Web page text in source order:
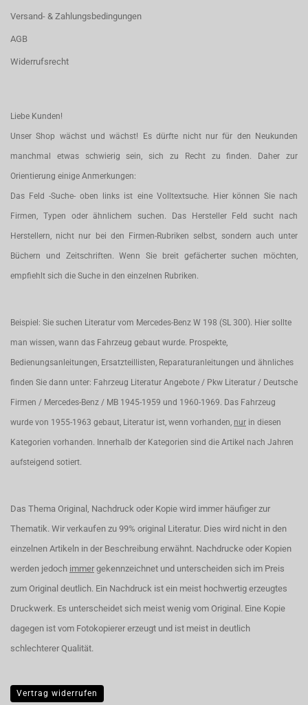
Versand- & Zahlungsbedingungen
AGB
Widerrufsrecht
Liebe Kunden!
Unser Shop wächst und wächst! Es dürfte nicht nur für den Neukunden
manchmal etwas schwierig sein, sich zu Recht zu finden. Daher zur
Orientierung einige Anmerkungen:
Das Feld -Suche- oben links ist eine Volltextsuche. Hier können Sie nach
Firmen, Typen oder ähnlichem suchen. Das Hersteller Feld sucht nach
Herstellern, nicht nur bei den Firmen-Rubriken selbst, sondern auch unter
Büchern und Zeitschriften. Wenn Sie breit gefächerter suchen möchten,
empfiehlt sich die Suche in den einzelnen Rubriken.
Beispiel: Sie suchen Literatur vom Mercedes-Benz W 198 (SL 300). Hier sollte
man wissen, wann das Fahrzeug gebaut wurde. Prospekte,
Bedienungsanleitungen, Ersatzteillisten, Reparaturanleitungen und ähnliches
finden Sie dann unter: Fahrzeug Literatur Angebote / Pkw Literatur / Deutsche
Firmen / Mercedes-Benz / MB 1945-1959 und 1960-1969. Das Fahrzeug
wurde von 1955-1963 gebaut, Literatur ist, wenn vorhanden, nur in diesen
Kategorien vorhanden. Innerhalb der Kategorien sind die Artikel nach Jahren
aufsteigend sotiert.
Das Thema Original, Nachdruck oder Kopie wird immer häufiger zur
Thematik. Wir verkaufen zu 99% original Literatur. Dies wird nicht in den
einzelnen Artikeln in der Beschreibung erwähnt. Nachdrucke oder Kopien
werden jedoch immer gekennzeichnet und unterscheiden sich im Preis
zum Original deutlich. Ein Nachdruck ist ein meist hochwertig erzeugtes
Druckwerk. Es unterscheidet sich meist wenig vom Original. Eine Kopie
dagegen ist vom Fotokopierer erzeugt und ist meist in deutlich
schlechterer Qualität.
Vertrag widerrufen